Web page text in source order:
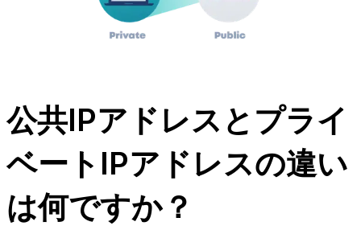
公共IPアドレスとプライ
ベートIPアドレスの違い
は何ですか？